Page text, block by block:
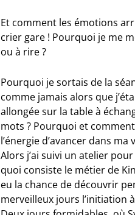
Et comment les émotions
crier gare ! Pourquoi je me
ou à rire ?
Pourquoi je sortais de la
comme jamais alors que
allongée sur la table à
mots ? Pourquoi et
l’énergie d’avancer dans ma
Alors j’ai suivi un atelier
quoi consiste le métier de
eu la chance de découvrir
merveilleux jours l’initiation